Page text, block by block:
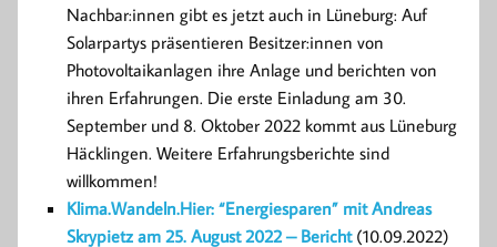
Nachbar:innen gibt es jetzt auch in Lüneburg: Auf
Solarpartys präsentieren Besitzer:innen von
Photovoltaikanlagen ihre Anlage und berichten von
ihren Erfahrungen. Die erste Einladung am 30.
September und 8. Oktober 2022 kommt aus Lüneburg
Häcklingen. Weitere Erfahrungsberichte sind
willkommen!
Klima.Wandeln.Hier: “Energiesparen” mit Andreas
Skrypietz am 25. August 2022 – Bericht(10.09.2022)